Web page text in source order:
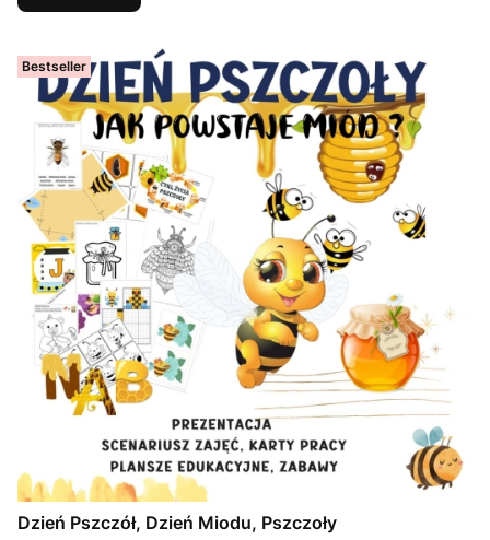
Bestseller
Dzień Pszczół, Dzień Miodu, Pszczoły